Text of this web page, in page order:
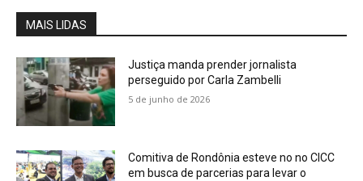
MAIS LIDAS
Justiça manda prender jornalista
perseguido por Carla Zambelli
5 de junho de 2026
Comitiva de Rondônia esteve no no CICC
em busca de parcerias para levar o